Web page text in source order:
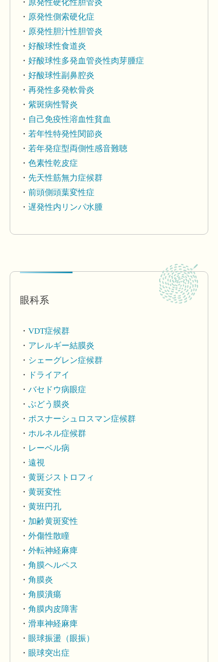
原発性硬化性胆管炎
原発性側索硬化症
原発性胆汁性胆管炎
好酸球性食道炎
好酸球性多発血管炎性肉芽腫症
好酸球性副鼻腔炎
再発性多発軟骨炎
紫斑病性腎炎
自己免疫性溶血性貧血
若年性特発性関節炎
若年発症型両側性感音難聴
色素性乾皮症
先天性筋無力症候群
前頭側頭葉変性症
遅発性内リンパ水腫
眼科系
VDT症候群
アレルギー結膜炎
シェーグレン症候群
ドライアイ
バセドウ病眼症
ぶどう膜炎
ポスナーシュロスマン症候群
ホルネル症候群
レーベル病
遠視
黄斑ジストロフィ
黄斑変性
黄班円孔
加齢黄斑変性
外傷性散瞳
外転神経麻痺
角膜ヘルペス
角膜炎
角膜潰瘍
角膜内皮障害
滑車神経麻痺
眼球振盪（眼振）
眼球突出症